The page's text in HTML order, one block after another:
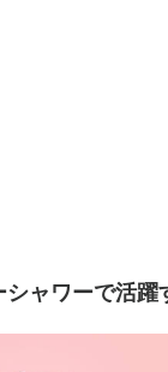
ャワーで活躍